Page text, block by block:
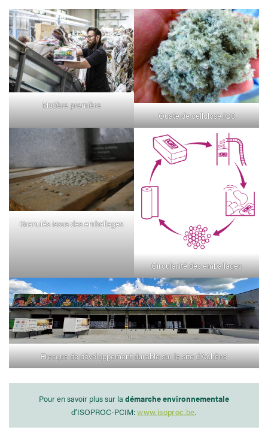
Matière première
Ouate de cellulose iQ3
Granulés issus des emballages
Circularité des emballages
Fresque de développement durable sur le site d’Achêne
Pour en savoir plus sur la démarche environnementale
d’ISOPROC-PCIM:www.isoproc.be.